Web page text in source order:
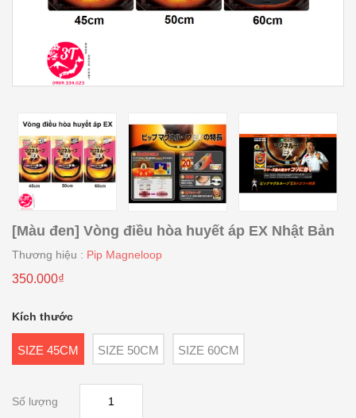
[Màu đen] Vòng điều hòa huyết áp EX Nhật Bản
Thương hiệu : Pip Magneloop
350.000₫
Kích thước
SIZE 45CM SIZE 50CM SIZE 60CM
Số lượng